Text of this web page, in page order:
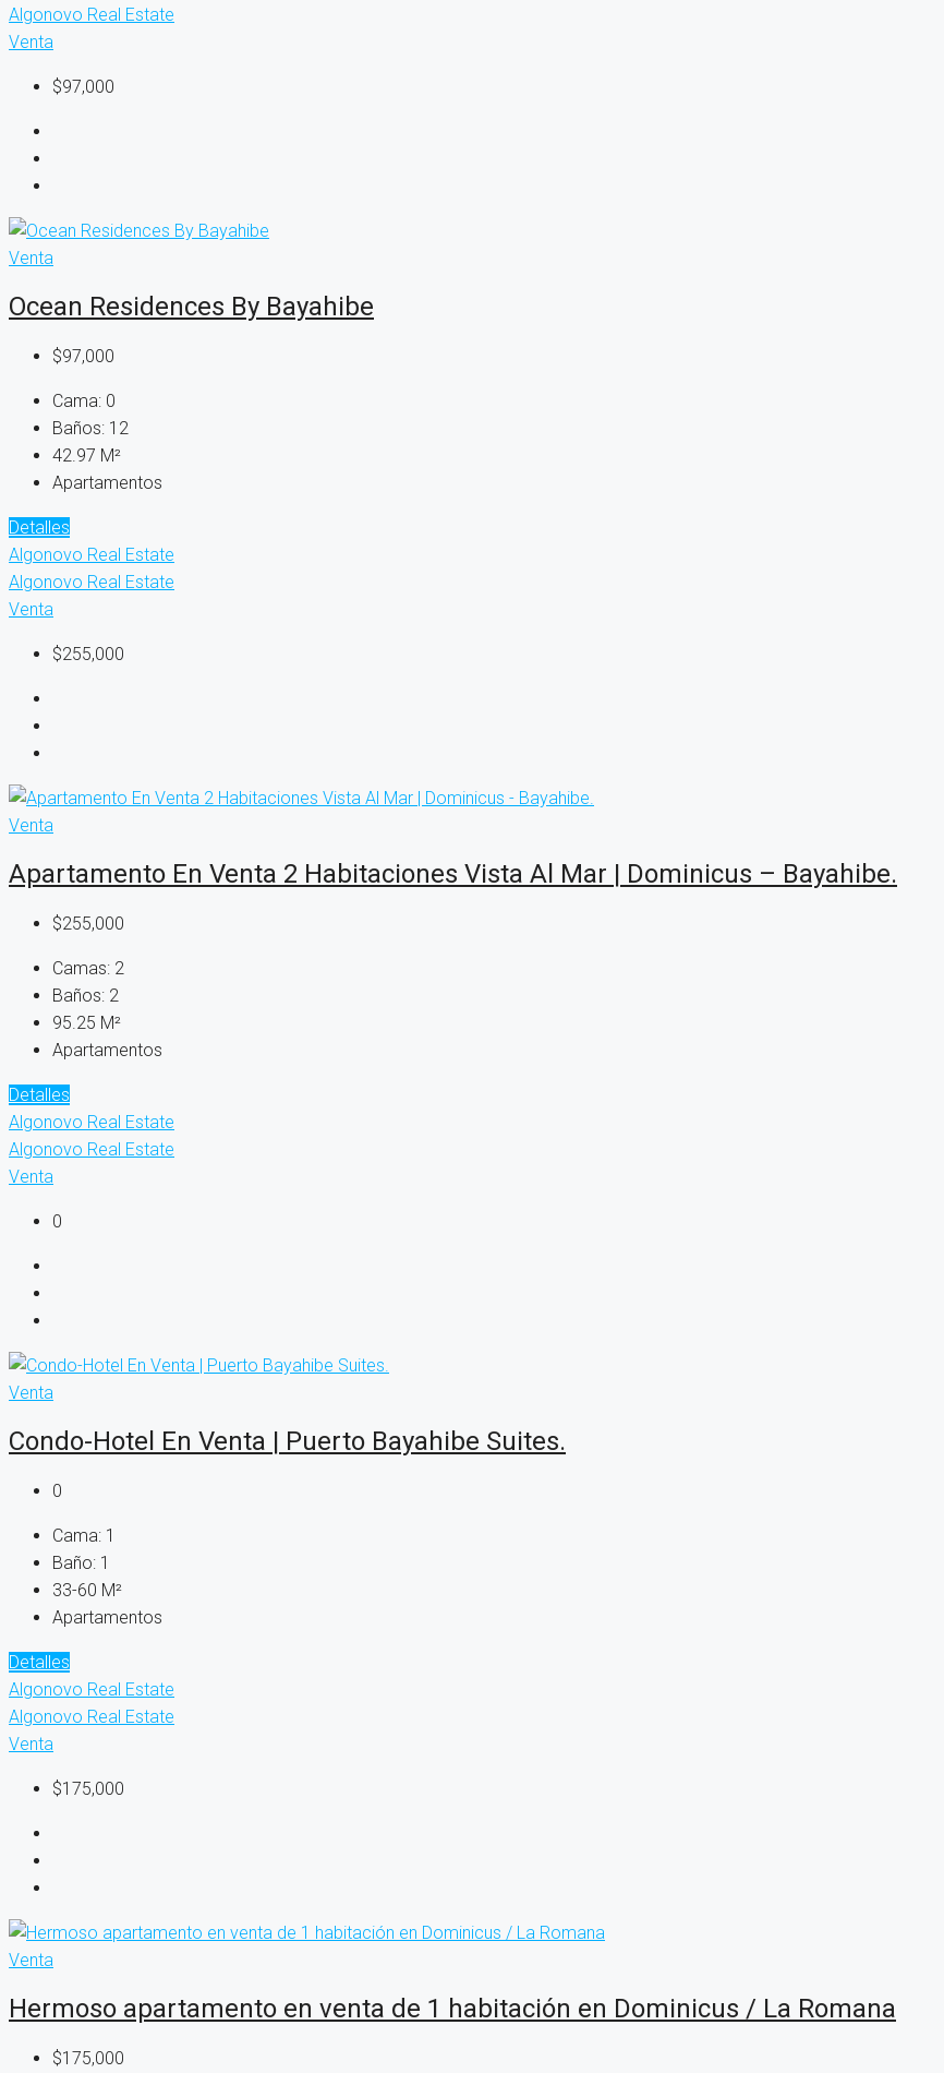
Algonovo Real Estate
Venta
$97,000
Venta
Ocean Residences By Bayahibe
$97,000
Cama: 0
Baños: 12
42.97 M²
Apartamentos
Detalles
Algonovo Real Estate
Algonovo Real Estate
Venta
$255,000
Venta
Apartamento En Venta 2 Habitaciones Vista Al Mar | Dominicus – Bayahibe.
$255,000
Camas: 2
Baños: 2
95.25 M²
Apartamentos
Detalles
Algonovo Real Estate
Algonovo Real Estate
Venta
0
Venta
Condo-Hotel En Venta | Puerto Bayahibe Suites.
0
Cama: 1
Baño: 1
33-60 M²
Apartamentos
Detalles
Algonovo Real Estate
Algonovo Real Estate
Venta
$175,000
Venta
Hermoso apartamento en venta de 1 habitación en Dominicus / La Romana
$175,000